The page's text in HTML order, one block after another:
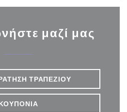
μαζί μας
ΤΡΑΠΕΖΙΟΎ